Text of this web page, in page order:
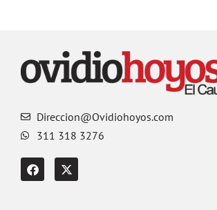
Direccion@Ovidiohoyos.com
311 318 3276